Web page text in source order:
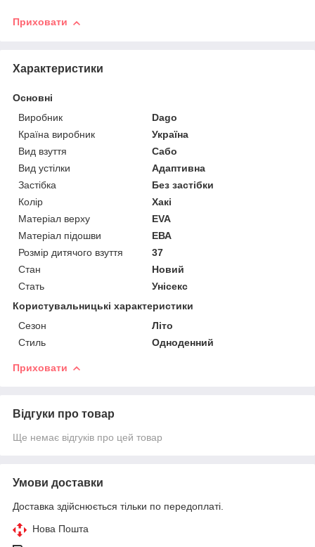
Приховати
Характеристики
Основні
Виробник
Dago
Країна виробник
Україна
Вид взуття
Сабо
Вид устілки
Адаптивна
Застібка
Без застібки
Колір
Хакі
Матеріал верху
EVA
Матеріал підошви
ЕВА
Розмір дитячого взуття
37
Стан
Новий
Стать
Унісекс
Користувальницькі характеристики
Сезон
Літо
Стиль
Одноденний
Приховати
Відгуки про товар
Ще немає відгуків про цей товар
Умови доставки
Доставка здійснюється тільки по передоплаті.
Нова Пошта